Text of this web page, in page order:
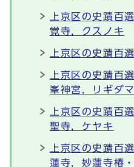
上京区の史蹟百
覚寺，クスノキ
上京区の史蹟百
上京区の史蹟百
峯神宮，リギダ
上京区の史蹟百
聖寺，ケヤキ
上京区の史蹟百
蓮寺，妙蓮寺椿